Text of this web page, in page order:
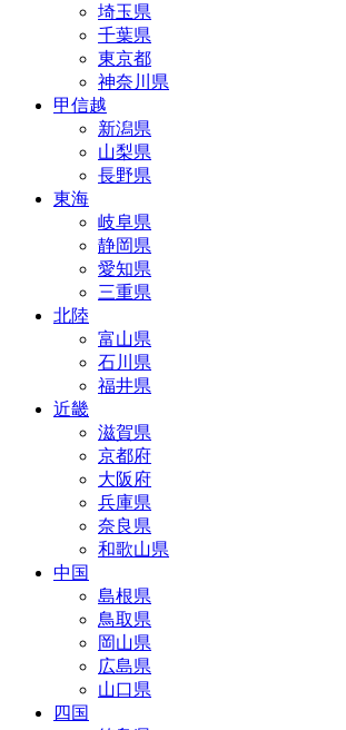
埼玉県
千葉県
東京都
神奈川県
甲信越
新潟県
山梨県
長野県
東海
岐阜県
静岡県
愛知県
三重県
北陸
富山県
石川県
福井県
近畿
滋賀県
京都府
大阪府
兵庫県
奈良県
和歌山県
中国
島根県
鳥取県
岡山県
広島県
山口県
四国